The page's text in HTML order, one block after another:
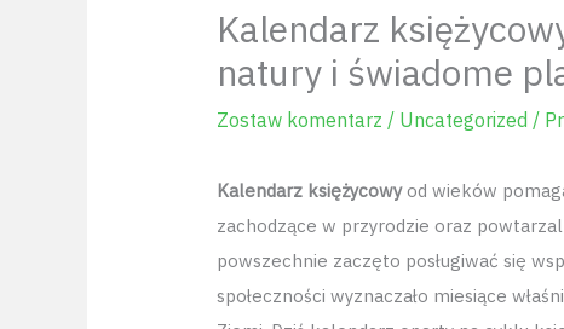
Kalendarz
natury i świadome
Zostaw komentarz / Uncategorized /
Kalendarz księżycowyod wieków
zachodzące w przyrodzie oraz
powszechnie zaczęto posługiwać się
społeczności wyznaczało miesiące